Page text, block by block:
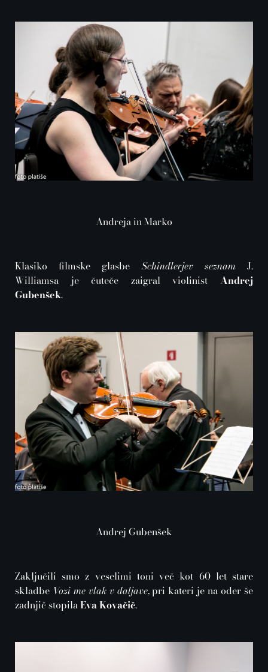
Andreja in Marko
Klasiko filmske glasbeSchindlerjev seznamJ.
Williamsa je čuteče zaigral violinist Andrej
Gubenšek.
Andrej Gubenšek
Zaključili smo z veselimi toni več kot 60 let stare
skladbe Vozi me vlak v daljave, pri kateri je na oder še
zadnjič stopilaEva Kovačič.